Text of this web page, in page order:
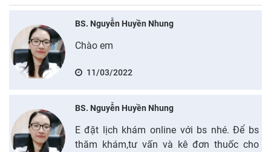
BS. Nguyễn Huyền Nhung
Chào em
11/03/2022
BS. Nguyễn Huyền Nhung
E đặt lịch khám online với bs nhé. Để bs
thăm khám,tư vấn và kê đơn thuốc cho